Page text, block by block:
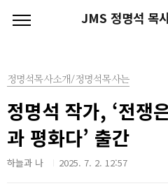
JMS 정명석 목
정명석목사소개/정명석목사는
정명석 작가, ‘전쟁
과 평화다’ 출간
하늘과 나 2025. 7. 2. 12:57